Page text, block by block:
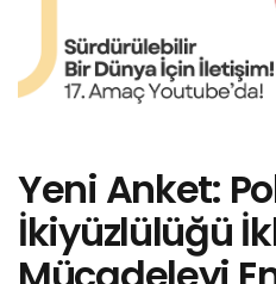
Yeni Anket:
İkiyüzlülüğü